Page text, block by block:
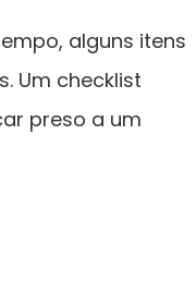
alguns itens
Um checklist
preso a um